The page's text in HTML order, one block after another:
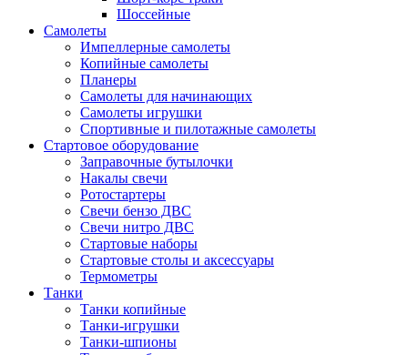
Шоссейные
Самолеты
Импеллерные самолеты
Копийные самолеты
Планеры
Самолеты для начинающих
Самолеты игрушки
Спортивные и пилотажные самолеты
Стартовое оборудование
Заправочные бутылочки
Накалы свечи
Ротостартеры
Свечи бензо ДВС
Свечи нитро ДВС
Стартовые наборы
Стартовые столы и аксессуары
Термометры
Танки
Танки копийные
Танки-игрушки
Танки-шпионы